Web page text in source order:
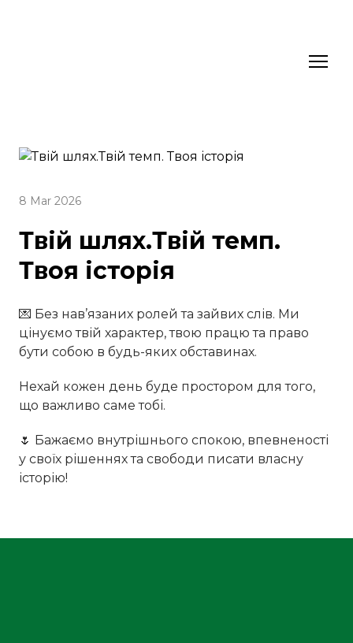
8 Mar 2026
Твій шлях.Твій темп.
Твоя історія
💌 Без нав’язаних ролей та зайвих слів. Ми
цінуємо твій характер, твою працю та право
бути собою в будь-яких обставинах.
Нехай кожен день буде простором для того,
що важливо саме тобі.
🌷 Бажаємо внутрішнього спокою, впевненості
у своїх рішеннях та свободи писати власну
історію!